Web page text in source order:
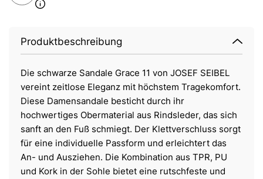
Produktbeschreibung
Die schwarze Sandale Grace 11 von JOSEF SEIBEL
vereint zeitlose Eleganz mit höchstem Tragekomfort.
Diese Damensandale besticht durch ihr
hochwertiges Obermaterial aus Rindsleder, das sich
sanft an den Fuß schmiegt. Der Klettverschluss sorgt
für eine individuelle Passform und erleichtert das
An- und Ausziehen. Die Kombination aus TPR, PU
und Kork in der Sohle bietet eine rutschfeste und